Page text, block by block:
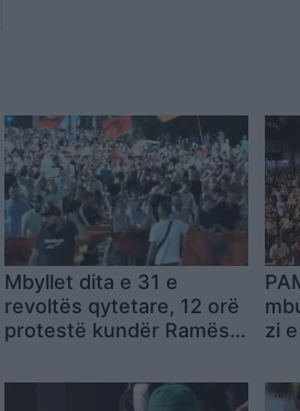
Mbyllet dita e 31 e
revoltës qytetare, 12 orë
protestë kundër Ramës
tubimi i 32-të para SPAK
zi